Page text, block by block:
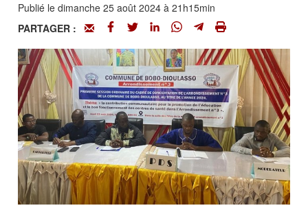
Publié le dimanche 25 août 2024 à 21h15min
PARTAGER :